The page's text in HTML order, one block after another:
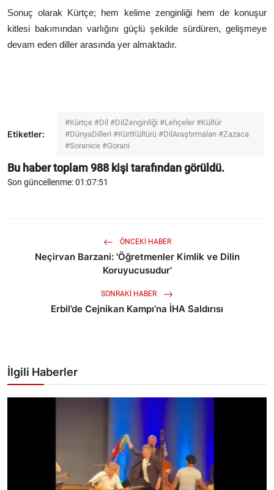
Sonuç olarak Kürtçe; hem kelime zenginliği hem de konuşur
kitlesi bakımından varlığını güçlü şekilde sürdüren, gelişmeye
devam eden diller arasında yer almaktadır.
Etiketler:
#Kürtçe #Dil #DilZenginliği #Lehçeler #Kültür
#DünyaDilleri #KürtKültürü #DilAraştırmaları #Zazaca
#Soranice #Gorani
Bu haber toplam988 kişi tarafından görüldü.
Son güncellenme: 01:07:51
ÖNCEKI HABER
Neçirvan Barzani: 'Öğretmenler Kimlik ve Dilin
Koruyucusudur'
SONRAKI HABER
Erbil’de Cejnikan Kampı’na İHA Saldırısı
İlgili Haberler